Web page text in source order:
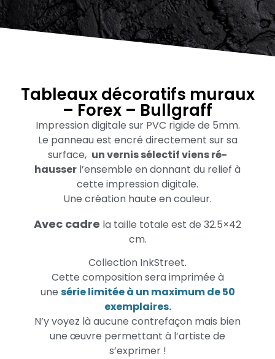
Tableaux décoratifs muraux
– Forex – Bullgraff
Impression digitale sur PVC rigide de 5mm.
Le panneau est encré directement sur sa
surface, un vernis sélectif viens ré-
hausser l’ensemble en donnant du relief à
cette impression digitale.
Une création haute en couleur.
Avec cadre la taille totale est de 32.5×42
cm.
Collection InkStreet.
Cette composition sera imprimée à
une série limitée à un maximum de 50
exemplaires.
N’y voyez là aucune contrefaçon mais bien
une œuvre permettant à l’artiste de
s’exprimer !